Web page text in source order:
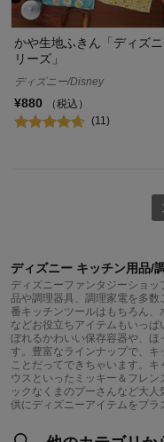
かや生地ふきん「ディズ
リーズ」
ディズニー/Disney
¥880
（税込）
(11)
ディズニー キッチン用品/
ディズニーファンタジーショ
品や調理器具、調理家電を多
番キッチンツールはもちろん
などお役立ちアイテムもいっぱ
ぼれるかわいい保存容器や、ほ
す。豊富なラインナップで、
ことだってできちゃいます。
ウスといったミッキー＆フレ
ックなくまのプーさんなど大
供にディズニーアイテムをプラ